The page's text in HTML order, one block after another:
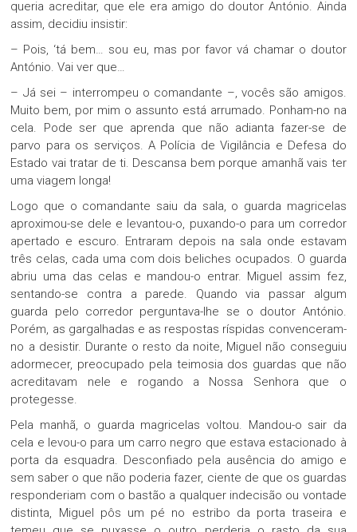
queria acreditar, que ele era amigo do doutor António. Ainda
assim, decidiu insistir:
– Pois, ‘tá bem… sou eu, mas por favor vá chamar o doutor
António. Vai ver que…
– Já sei – interrompeu o comandante –, vocês são amigos.
Muito bem, por mim o assunto está arrumado. Ponham-no na
cela. Pode ser que aprenda que não adianta fazer-se de
parvo para os serviços. A Polícia de Vigilância e Defesa do
Estado vai tratar de ti. Descansa bem porque amanhã vais ter
uma viagem longa!
Logo que o comandante saiu da sala, o guarda magricelas
aproximou-se dele e levantou-o, puxando-o para um corredor
apertado e escuro. Entraram depois na sala onde estavam
três celas, cada uma com dois beliches ocupados. O guarda
abriu uma das celas e mandou-o entrar. Miguel assim fez,
sentando-se contra a parede. Quando via passar algum
guarda pelo corredor perguntava-lhe se o doutor António.
Porém, as gargalhadas e as respostas ríspidas convenceram-
no a desistir. Durante o resto da noite, Miguel não conseguiu
adormecer, preocupado pela teimosia dos guardas que não
acreditavam nele e rogando a Nossa Senhora que o
protegesse.
Pela manhã, o guarda magricelas voltou. Mandou-o sair da
cela e levou-o para um carro negro que estava estacionado à
porta da esquadra. Desconfiado pela ausência do amigo e
sem saber o que não poderia fazer, ciente de que os guardas
responderiam com o bastão a qualquer indecisão ou vontade
distinta, Miguel pôs um pé no estribo da porta traseira e